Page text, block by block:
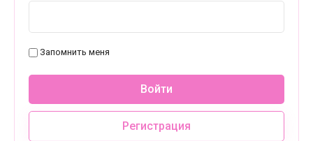
Запомнить меня
Войти
Регистрация